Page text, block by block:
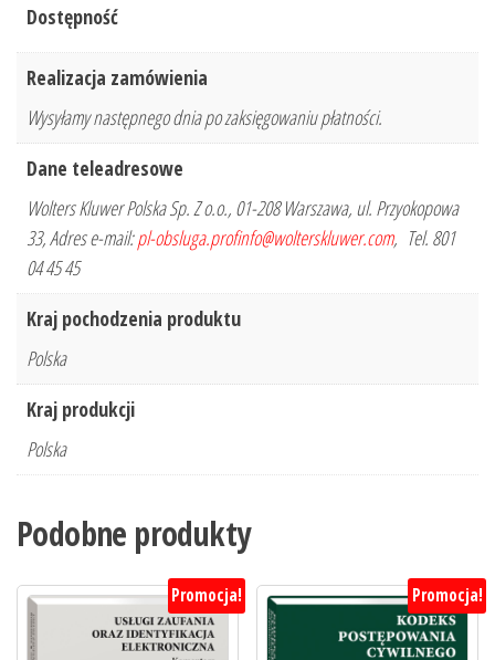
Dostępność
Realizacja zamówienia
Wysyłamy następnego dnia po zaksięgowaniu płatności.
Dane teleadresowe
Wolters Kluwer Polska Sp. Z o.o., 01-208 Warszawa, ul. Przyokopowa
33, Adres e-mail:pl-obsluga.profinfo@wolterskluwer.com, Tel. 801
04 45 45
Kraj pochodzenia produktu
Polska
Kraj produkcji
Polska
Podobne produkty
Promocja! Promocja!